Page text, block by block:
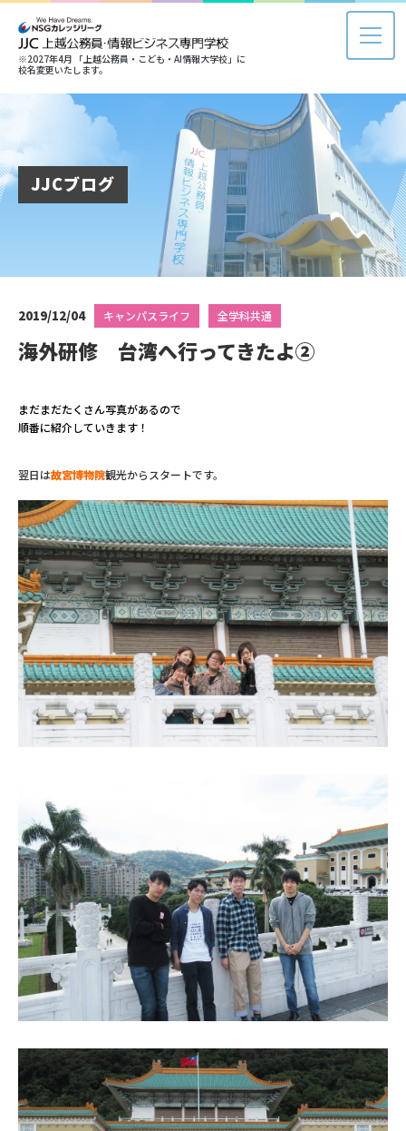
※2027年4月 「上越公務員・こども・AI情報大学校」に
校名変更いたします。
JJCブログ
2019/12/04 キャンパスライフ 全学科共通
海外研修 台湾へ行ってきたよ②
まだまだたくさん写真があるので
順番に紹介していきます！
翌日は故宮博物院観光からスタートです。